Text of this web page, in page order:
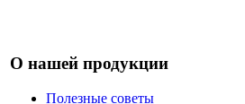
О нашей продукции
Полезные советы